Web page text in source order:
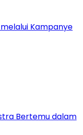
Kampanye
Bertemu dalam